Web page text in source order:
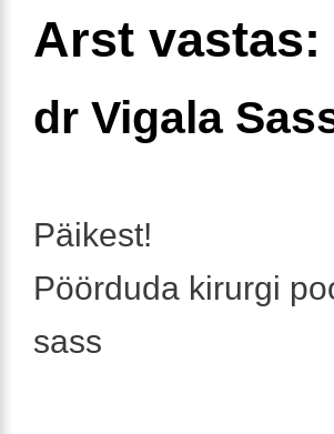
Arst vastas:
dr Vigala
Päikest!
Pöörduda kirurgi
sass